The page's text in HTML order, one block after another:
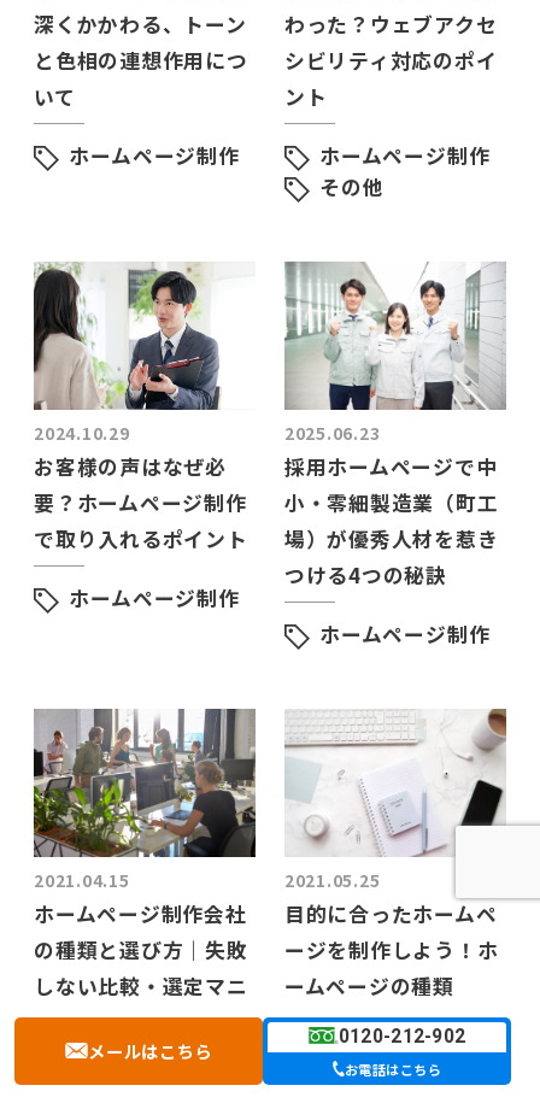
深くかかわる、トーン
と色相の連想作用につ
いて
ホームページ制作
わった？ウェブアクセ
シビリティ対応のポイ
ント
ホームページ制作
その他
2024.10.29
お客様の声はなぜ必
要？ホームページ制作
で取り入れるポイント
ホームページ制作
2025.06.23
採用ホームページで中
小・零細製造業（町工
場）が優秀人材を惹き
つける4つの秘訣
ホームページ制作
2021.04.15
ホームページ制作会社
の種類と選び方｜失敗
しない比較・選定マニ
ュアル
ホームページ制作
2021.05.25
目的に合ったホームペ
ージを制作しよう！ホ
ームページの種類
ホームページ制作
メールはこちら
0120-212-902
お電話はこちら